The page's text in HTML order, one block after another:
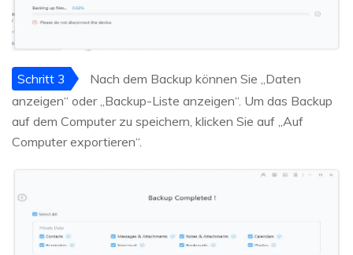
Schritt 3
Nach dem Backup können Sie „Daten
anzeigen“ oder „Backup-Liste anzeigen“. Um das Backup
auf dem Computer zu speichern, klicken Sie auf „Auf
Computer exportieren“.